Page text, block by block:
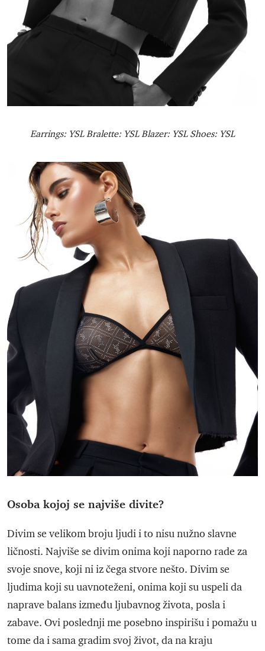
Earrings: YSL Bralette: YSL Blazer: YSL Shoes: YSL
Osoba kojoj se najviše divite?
Divim se velikom broju ljudi i to nisu nužno slavne
ličnosti. Najviše se divim onima koji naporno rade za
svoje snove, koji ni iz čega stvore nešto. Divim se
ljudima koji su uavnoteženi, onima koji su uspeli da
naprave balans između ljubavnog života, posla i
zabave. Ovi poslednji me posebno inspirišu i pomažu u
tome da i sama gradim svoj život, da na kraju